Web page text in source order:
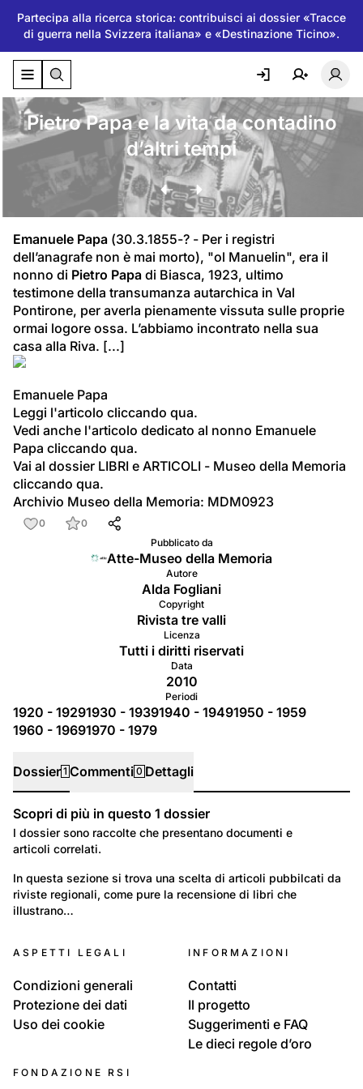
Partecipa alla ricerca storica: contribuisci ai dossier «Tracce
di guerra nella Svizzera italiana» e «Destinazione Ticino».
Attiva/disattiva il menu di navigazione
Pietro Papa e la vita da contadino
d’altri tempi
Emanuele Papa (30.3.1855-? - Per i registri
dell’anagrafe non è mai morto), "ol Manuelin", era il
nonno di Pietro Papa di Biasca, 1923, ultimo
testimone della transumanza autarchica in Val
Pontirone, per averla pienamente vissuta sulle proprie
ormai logore ossa. L’abbiamo incontrato nella sua
casa alla Riva. [...]
Emanuele Papa
Leggi l'articolo cliccando qua.
Vedi anche l'articolo dedicato al nonno Emanuele
Papa cliccando qua.
Vai al dossier LIBRI e ARTICOLI - Museo della Memoria
cliccando qua.
Archivio Museo della Memoria: MDM0923
0
0
Pubblicato da
Atte-Museo della Memoria
Autore
Alda Fogliani
Copyright
Rivista tre valli
Licenza
Tutti i diritti riservati
Data
2010
Periodi
1920 - 19291930 - 19391940 - 19491950 - 1959
1960 - 19691970 - 1979
Dossier 1 Commenti 0 Dettagli
Dossier
Scopri di più in questo 1 dossier
I dossier sono raccolte che presentano documenti e
articoli correlati.
Tempo libero e Cultura: Tempo libero
LIBRI e ARTICOLI - Museo della Memoria
In questa sezione si trova una scelta di articoli pubbilcati da
riviste regionali, come pure la recensione di libri che
illustrano…
ASPETTI LEGALI
Condizioni generali
Protezione dei dati
Uso dei cookie
INFORMAZIONI
Contatti
Il progetto
Suggerimenti e FAQ
Le dieci regole d’oro
FONDAZIONE RSI